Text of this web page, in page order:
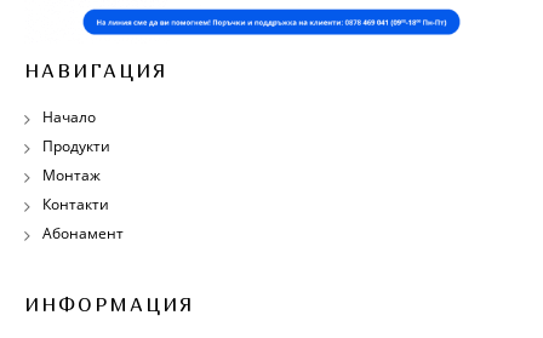
НАВИГАЦИЯ
Начало
Продукти
Монтаж
Контакти
Абонамент
ИНФОРМАЦИЯ